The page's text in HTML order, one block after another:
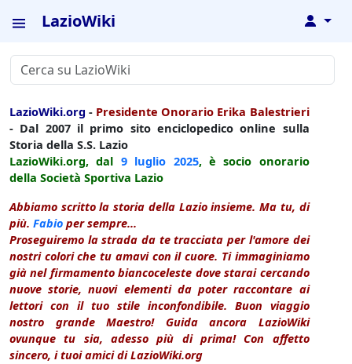
LazioWiki ↓
LazioWiki.org - Presidente Onorario Erika Balestrieri
- Dal 2007 il primo sito enciclopedico online sulla
Storia della S.S. Lazio
LazioWiki.org, dal 9 luglio 2025, è socio onorario
della Società Sportiva Lazio
Abbiamo scritto la storia della Lazio insieme. Ma tu, di
più. Fabio per sempre...
Proseguiremo la strada da te tracciata per l'amore dei
nostri colori che tu amavi con il cuore. Ti immaginiamo
già nel firmamento biancoceleste dove starai cercando
nuove storie, nuovi elementi da poter raccontare ai
lettori con il tuo stile inconfondibile. Buon viaggio
nostro grande Maestro! Guida ancora LazioWiki
ovunque tu sia, adesso più di prima! Con affetto
sincero, i tuoi amici di LazioWiki.org